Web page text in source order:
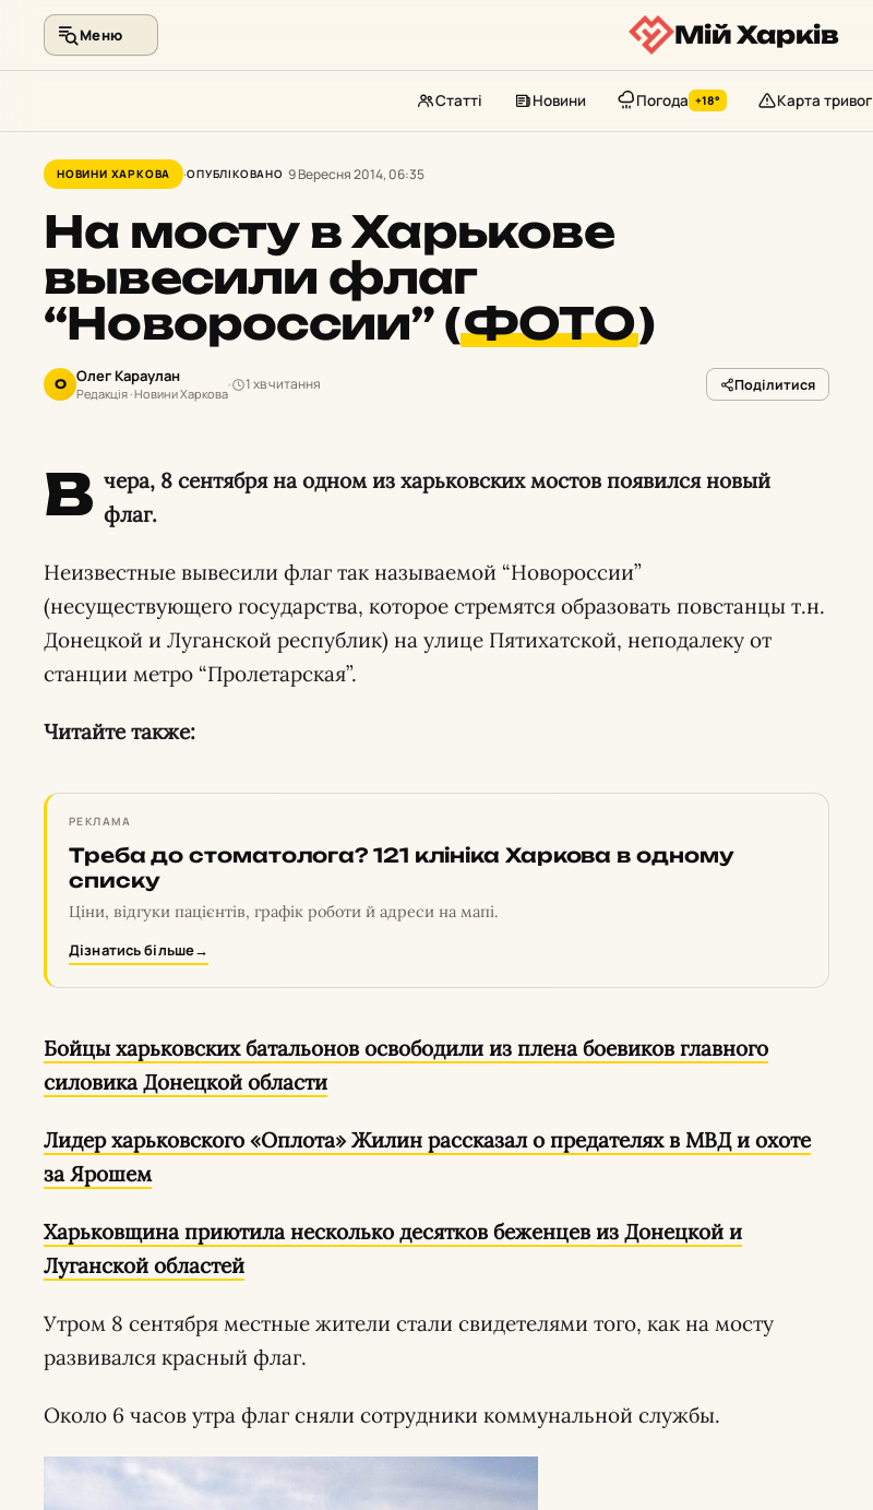
контенту
Меню Мій Харків
Статті Новини Погода +18° Карта тривог
НОВИНИ ХАРКОВА ОПУБЛІКОВАНО 9 Вересня 2014, 06:35
На мосту в Харькове
вывесили флаг
“Новороссии” (ФОТО)
О Олег Караулан
Редакція · Новини Харкова
1 хв читання Поділитися
В чера, 8 сентября на одном из харьковских мостов появился новый
флаг.
Неизвестные вывесили флаг так называемой “Новороссии”
(несуществующего государства, которое стремятся образовать повстанцы т.н.
Донецкой и Луганской республик) на улице Пятихатской, неподалеку от
станции метро “Пролетарская”.
Читайте также:
РЕКЛАМА
Треба до стоматолога? 121 клініка Харкова в одному
списку
Ціни, відгуки пацієнтів, графік роботи й адреси на мапі.
Дізнатись більше→
Бойцы харьковских батальонов освободили из плена боевиков главного
силовика Донецкой области
Лидер харьковского «Оплота» Жилин рассказал о предателях в МВД и охоте
за Ярошем
Харьковщина приютила несколько десятков беженцев из Донецкой и
Луганской областей
Утром 8 сентября местные жители стали свидетелями того, как на мосту
развивался красный флаг.
Около 6 часов утра флаг сняли сотрудники коммунальной службы.